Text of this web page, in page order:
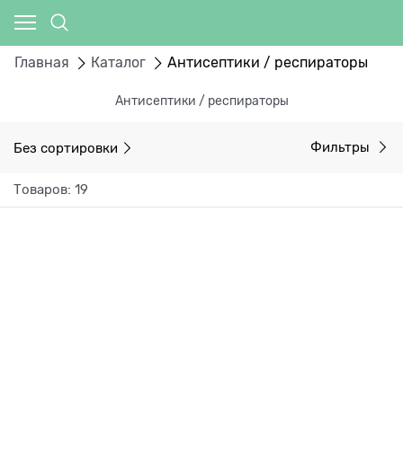
Главная Каталог Антисептики / респираторы
Антисептики / респираторы
Без сортировки Фильтры
Товаров: 19